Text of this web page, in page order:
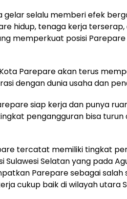
gelar selalu memberi efek
hidup, tenaga kerja
memperkuat posisi
Parepare akan terus
dengan dunia usaha dan
siap kerja dan punya
pengangguran bisa turun
tercatat memiliki tingkat
Selatan yang pada
Parepare sebagai
cukup baik di wilayah utara